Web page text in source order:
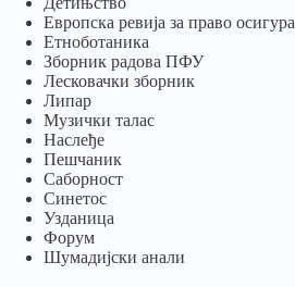
Европска ревија за право
Eтноботаника
Зборник радова ПФУ
Лесковачки зборник
Липар
Музички талас
Наслеђе
Пешчаник
Саборност
Синетос
Узданица
Форум
Шумадијски анали